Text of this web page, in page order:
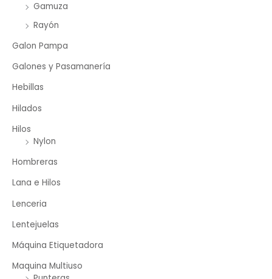
Gamuza
Rayón
Galon Pampa
Galones y Pasamanería
Hebillas
Hilados
Hilos
Nylon
Hombreras
Lana e Hilos
Lenceria
Lentejuelas
Máquina Etiquetadora
Maquina Multiuso